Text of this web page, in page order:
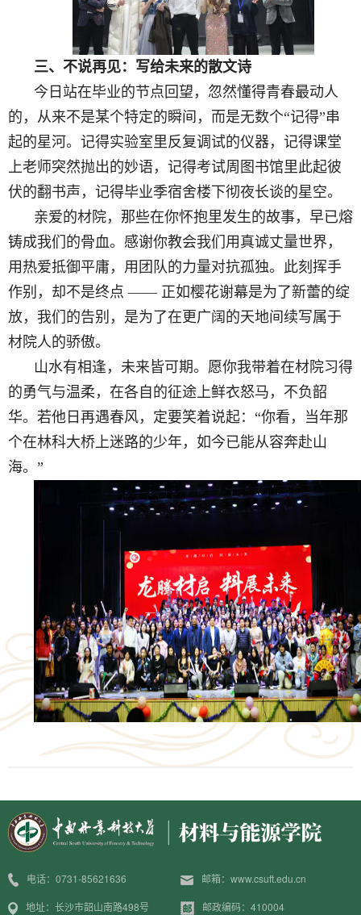
三、不说再见：写给未来的散文诗
今日站在毕业的节点回望，忽然懂得青春最动人
的，从来不是某个特定的瞬间，而是无数个“记得”串
起的星河。记得实验室里反复调试的仪器，记得课堂
上老师突然抛出的妙语，记得考试周图书馆里此起彼
伏的翻书声，记得毕业季宿舍楼下彻夜长谈的星空。
亲爱的材院，那些在你怀抱里发生的故事，早已熔
铸成我们的骨血。感谢你教会我们用真诚丈量世界，
用热爱抵御平庸，用团队的力量对抗孤独。此刻挥手
作别，却不是终点 —— 正如樱花谢幕是为了新蕾的绽
放，我们的告别，是为了在更广阔的天地间续写属于
材院人的骄傲。
山水有相逢，未来皆可期。愿你我带着在材院习得
的勇气与温柔，在各自的征途上鲜衣怒马，不负韶
华。若他日再遇春风，定要笑着说起： “你看，当年那
个在林科大桥上迷路的少年，如今已能从容奔赴山
海。 ”
电话：0731-85621636 邮箱：www.csuft.edu.cn
地址：长沙市韶山南路498号 邮政编码：410004